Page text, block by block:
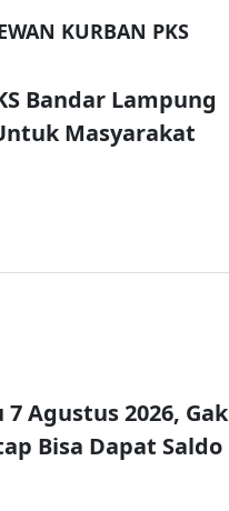
KURBAN PKS
Bandar Lampung
Masyarakat
Agustus 2026, Gak
Bisa Dapat Saldo